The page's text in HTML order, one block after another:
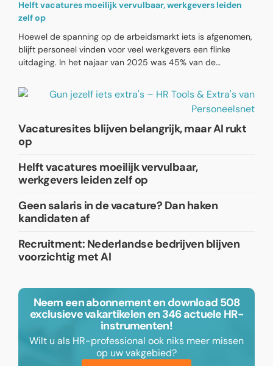
Helft vacatures moeilijk vervulbaar, werkgevers leiden
zelf op
Hoewel de spanning op de arbeidsmarkt iets is afgenomen,
blijft personeel vinden voor veel werkgevers een flinke
uitdaging. In het najaar van 2025 was 45% van de
2023 en 2024 (53%), maar het probleem blijft substantieel.
Tegelijkertijd geeft 58% van de werkgevers aan last te
Vacaturesites blijven belangrijk, maar AI rukt
op
Helft vacatures moeilijk vervulbaar,
werkgevers leiden zelf op
Geen salaris in de vacature? Dan haken
kandidaten af
Recruitment: Nederlandse bedrijven blijven
voorzichtig met AI
Neem een abonnement en download 508
exclusieve vakartikelen en 346 actuele HR-
instrumenten!
Wilt u als HR-professional ook niks meer missen
op uw vakgebied?